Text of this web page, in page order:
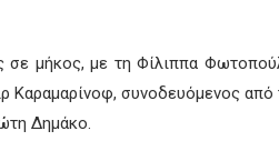
σε μήκος, με τη Φίλιππα
Καραμαρίνοφ, συνοδευόμενος
Δημάκο.